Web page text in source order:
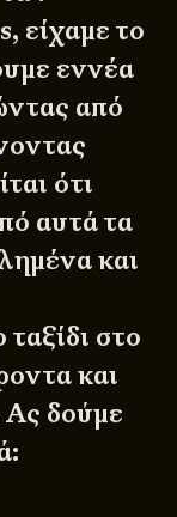
είχαμε το
εννέα
από
ότι
αυτά τα
και
στο
και
Ας δούμε